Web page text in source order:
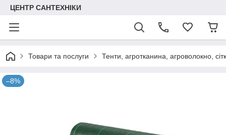
ЦЕНТР САНТЕХНІКИ
Товари та послуги Тенти, агротканина, агроволокно,
–8%